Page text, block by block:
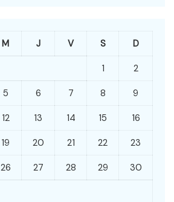
M J V S D
1 2
5 6 7 8 9
12 13 14 15 16
19 20 21 22 23
26 27 28 29 30